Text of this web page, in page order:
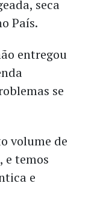
seca
País.
entregou
se
volume de
e temos
e